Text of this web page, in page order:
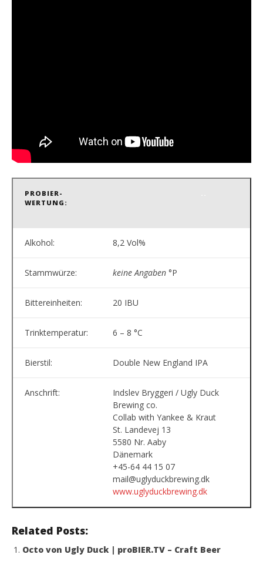
PROBIER-
WERTUNG:
Alkohol: 8,2 Vol%
Stammwürze: keine Angaben °P
Bittereinheiten: 20 IBU
Trinktemperatur: 6 – 8 °C
Bierstil: Double New England IPA
Anschrift:
Indslev Bryggeri / Ugly Duck
Brewing co.
Collab with Yankee & Kraut
St. Landevej 13
5580 Nr. Aaby
Dänemark
+45-64 44 15 07
mail@uglyduckbrewing.dk
www.uglyduckbrewing.dk
Related Posts:
Octo von Ugly Duck | proBIER.TV – Craft Beer